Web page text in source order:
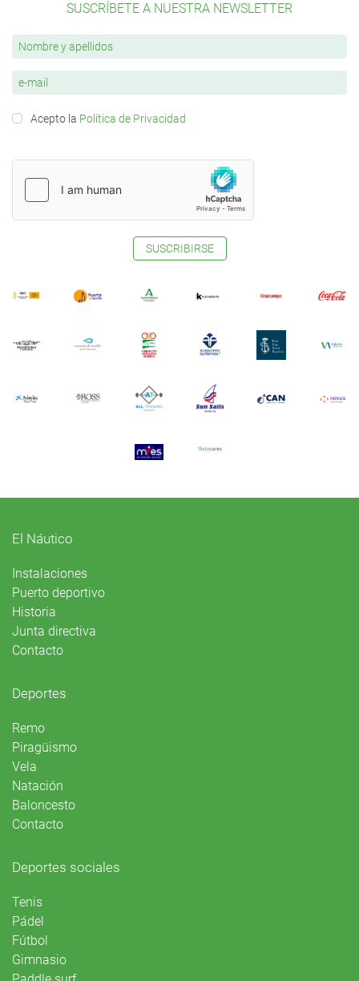
SUSCRÍBETE A NUESTRA NEWSLETTER
Acepto la Política de Privacidad
SUSCRIBIRSE
El Náutico
Instalaciones
Puerto deportivo
Historia
Junta directiva
Contacto
Deportes
Remo
Piragüismo
Vela
Natación
Baloncesto
Contacto
Deportes sociales
Tenis
Pádel
Fútbol
Gimnasio